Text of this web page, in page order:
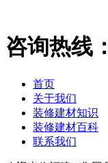
咨询热线：
首页
关于我们
装修建材知识
装修建材百科
联系我们